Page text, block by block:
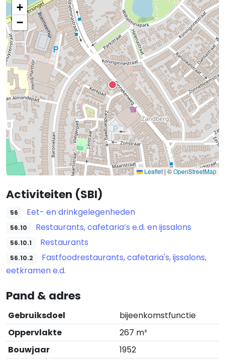
+
−
Leaflet|©OpenStreetMap
Activiteiten (SBI)
56 Eet- en drinkgelegenheden
56.10 Restaurants, cafetaria’s e.d. en ijssalons
56.10.1 Restaurants
56.10.2
Fastfoodrestaurants, cafetaria's, ijssalons,
eetkramen e.d.
Pand & adres
Gebruiksdoel
bijeenkomstfunctie
Oppervlakte
267 m²
Bouwjaar
1952